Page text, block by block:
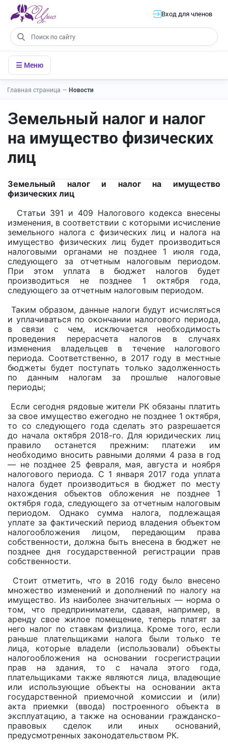
Вход для членов
☰ Меню
Главная страница — Новости
Земельный налог и налог
на имущество физических
лиц
Земельный налог и налог на имущество
физических лиц
Cтатьи 391 и 409 Налогового кодекса внесены
изменения, в соответствии с которыми исчисление
земельного налога с физических лиц и налога на
имущество физических лиц будет производиться
налоговыми органами не позднее 1 июля года,
следующего за отчетным налоговым периодом.
При этом уплата в бюджет налогов будет
производиться не позднее 1 октября года,
следующего за отчетным налоговым периодом.
Таким образом, данные налоги будут исчисляться
и уплачиваться по окончании налогового периода,
в связи с чем, исключается необходимость
проведения перерасчета налогов в случаях
изменения владельцев в течение налогового
периода. Соответственно, в 2017 году в местные
бюджеты будет поступать только задолженность
по данным налогам за прошлые налоговые
периоды;
Если сегодня рядовые жители РК обязаны платить
за свое имущество ежегодно не позднее 1 октября,
то со следующего года сделать это разрешается
до начала октября 2018-го. Для юридических лиц
правило останется прежним: платежи им
необходимо вносить равными долями 4 раза в год
— не позднее 25 февраля, мая, августа и ноября
налогового периода. С 1 января 2017 года уплата
налога будет производиться в бюджет по месту
нахождения объектов обложения не позднее 1
октября года, следующего за отчетным налоговым
периодом. Однако сумма налога, подлежащая
уплате за фактический период владения объектом
налогообложения лицом, передающим права
собственности, должна быть внесена в бюджет не
позднее дня государственной регистрации прав
собственности.
Стоит отметить, что в 2016 году было внесено
множество изменений и дополнений по налогу на
имущество. Из наиболее значительных — норма о
том, что предприниматели, сдавая, например, в
аренду свое жилое помещение, теперь платят за
него налог по ставкам физлица. Кроме того, если
раньше плательщиками налога были только те
лица, которые владели (использовали) объекты
налогообложения на основании госрегистрации
прав на здания, то с начала этого года,
плательщиками также являются лица, владеющие
или использующие объекты на основании акта
государственной приемочной комиссии и (или)
акта приемки (ввода) построенного объекта в
эксплуатацию, а также на основании гражданско-
правовых сделок или иных оснований,
предусмотренных законодательством РК.